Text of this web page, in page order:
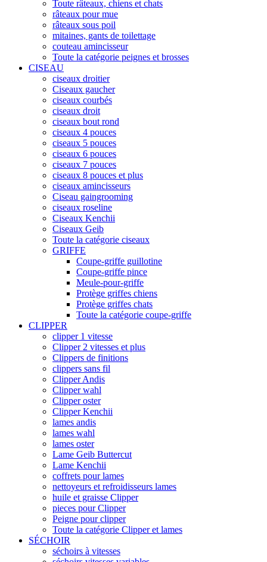
Toute râteaux, chiens et chats
râteaux pour mue
râteaux sous poil
mitaines, gants de toilettage
couteau amincisseur
Toute la catégorie peignes et brosses
CISEAU
ciseaux droitier
Ciseaux gaucher
ciseaux courbés
ciseaux droit
ciseaux bout rond
ciseaux 4 pouces
ciseaux 5 pouces
ciseaux 6 pouces
ciseaux 7 pouces
ciseaux 8 pouces et plus
ciseaux amincisseurs
Ciseau gaingrooming
ciseaux roseline
Ciseaux Kenchii
Ciseaux Geib
Toute la catégorie ciseaux
GRIFFE
Coupe-griffe guillotine
Coupe-griffe pince
Meule-pour-griffe
Protège griffes chiens
Protège griffes chats
Toute la catégorie coupe-griffe
CLIPPER
clipper 1 vitesse
Clipper 2 vitesses et plus
Clippers de finitions
clippers sans fil
Clipper Andis
Clipper wahl
Clipper oster
Clipper Kenchii
lames andis
lames wahl
lames oster
Lame Geib Buttercut
Lame Kenchii
coffrets pour lames
nettoyeurs et refroidisseurs lames
huile et graisse Clipper
pieces pour Clipper
Peigne pour clipper
Toute la catégorie Clipper et lames
SÉCHOIR
séchoirs à vitesses